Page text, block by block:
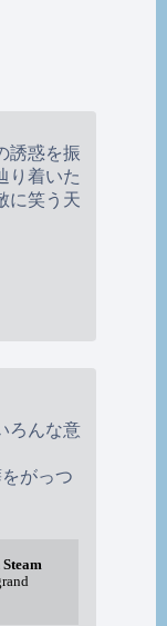
誘惑を振
り着いた
に笑う天
ろんな意
がっつ